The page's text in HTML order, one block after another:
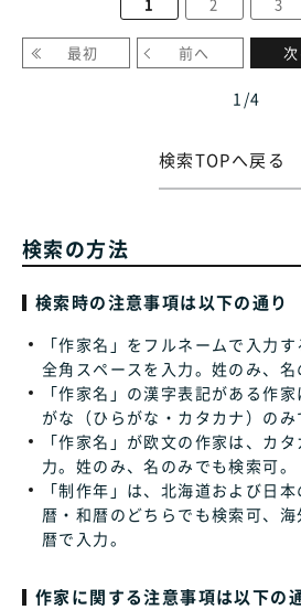
最初 前へ
1 /4
検索TOPへ戻る
検索の方法
検索時の注意事項は以下の通り
「作家名」をフルネームで入力
全角スペースを入力。姓のみ、名
「作家名」の漢字表記がある作
がな（ひらがな・カタカナ）のみ
「作家名」が欧文の作家は、カ
力。姓のみ、名のみでも検索可。
「制作年」は、北海道および日
暦・和暦のどちらでも検索可、
暦で入力。
作家に関する注意事項は以下の